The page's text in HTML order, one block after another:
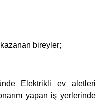
bireyler;
Elektrikli ev aletleri
yapan iş yerlerinde